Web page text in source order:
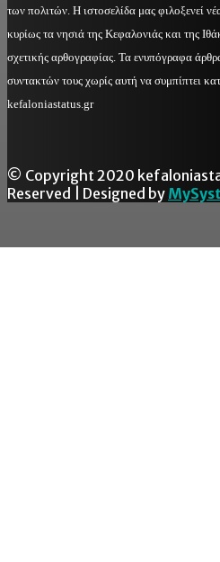
των πολιτών. Η ιστοσελίδα μας φιλοξενεί
κυρίως τα νησιά της Κεφαλονιάς και της
σχετικής αρθογραφίας. Τα ενυπόγραφα
συντακτών τους χωρίς αυτή να συμπίπτει
kefaloniastatus.gr
© Copyright 2020
Reserved | Designed by